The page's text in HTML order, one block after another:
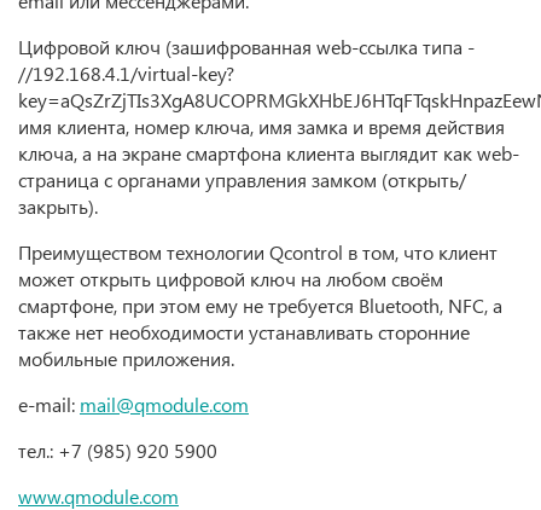
Цифровой ключ (зашифрованная web-ссылка типа -
//192.168.4.1/virtual-key?
имя клиента, номер ключа, имя замка и время действия
ключа, а на экране смартфона клиента выглядит как web-
страница с органами управления замком (открыть/
закрыть).
Преимуществом технологии Qcontrol в том, что клиент
может открыть цифровой ключ на любом своём
смартфоне, при этом ему не требуется Bluetooth, NFC, а
также нет необходимости устанавливать сторонние
мобильные приложения.
e-mail: mail@qmodule.com
тел.: +7 (985) 920 5900
www.qmodule.com